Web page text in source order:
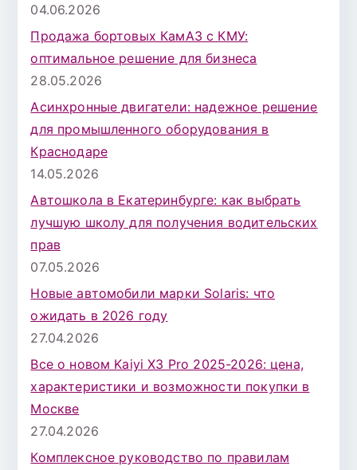
04.06.2026
Продажа бортовых КамАЗ с КМУ:
оптимальное решение для бизнеса
28.05.2026
Асинхронные двигатели: надежное решение
для промышленного оборудования в
Краснодаре
14.05.2026
Автошкола в Екатеринбурге: как выбрать
лучшую школу для получения водительских
прав
07.05.2026
Новые автомобили марки Solaris: что
ожидать в 2026 году
27.04.2026
Все о новом Kaiyi X3 Pro 2025-2026: цена,
характеристики и возможности покупки в
Москве
27.04.2026
Комплексное руководство по правилам